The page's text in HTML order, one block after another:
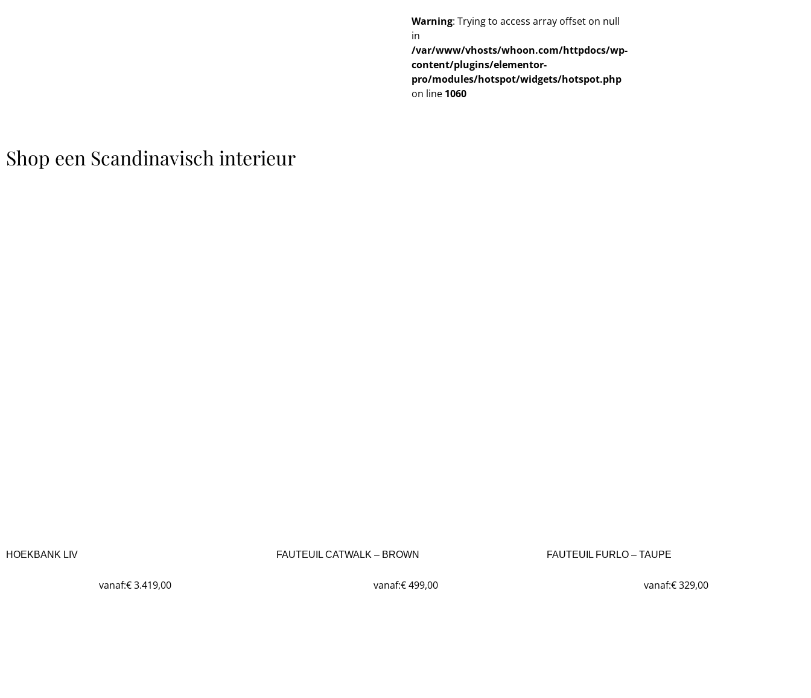
Warning: Trying to access array offset on null
in
/var/www/vhosts/whoon.com/httpdocs/wp-
content/plugins/elementor-
pro/modules/hotspot/widgets/hotspot.php
on line 1060
Shop een Scandinavisch interieur
HOEKBANK LIV
vanaf:€3.419,00
FAUTEUIL CATWALK – BROWN
vanaf:€499,00
FAUTEUIL FURLO – TAUPE
vanaf:€329,00